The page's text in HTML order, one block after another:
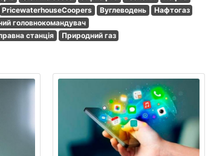
PricewaterhouseCoopers Вуглеводень
Нафтогаз
головнокомандувач
станція Природний газ